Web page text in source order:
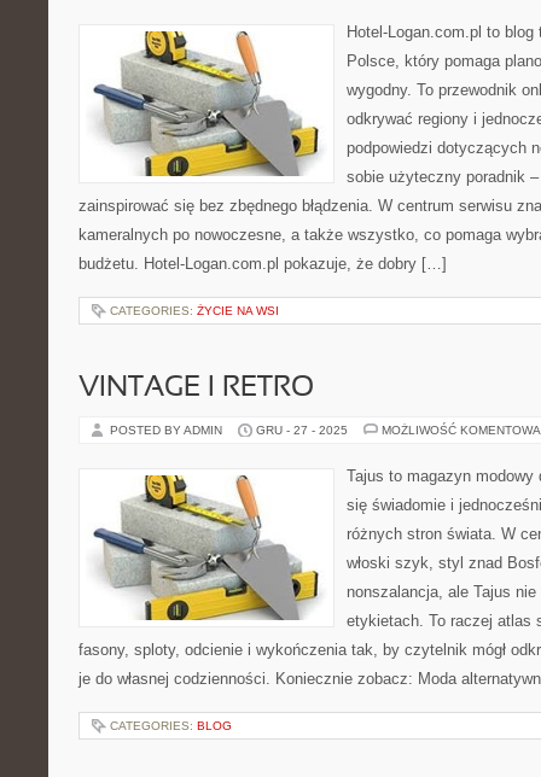
Hotel-Logan.com.pl to
Polsce, który pomaga
wygodny. To przewodnik
odkrywać regiony i
podpowiedzi dotyczących
sobie użyteczny poradnik
zainspirować się bez zbędnego błądzenia. W centrum serwisu
kameralnych po nowoczesne, a także wszystko, co pomaga
budżetu. Hotel-Logan.com.pl pokazuje, że dobry […]
CATEGORIES: ŻYCIE NA WSI
VINTAGE I RETRO
POSTED BY ADMIN GRU - 27 - 2025 MOŻLIWOŚĆ
Tajus to magazyn
się świadomie i
różnych stron świata. W
włoski szyk, styl znad
nonszalancja, ale Tajus
etykietach. To raczej atlas
fasony, sploty, odcienie i wykończenia tak, by czytelnik mógł
je do własnej codzienności. Koniecznie zobacz: Moda
CATEGORIES: BLOG